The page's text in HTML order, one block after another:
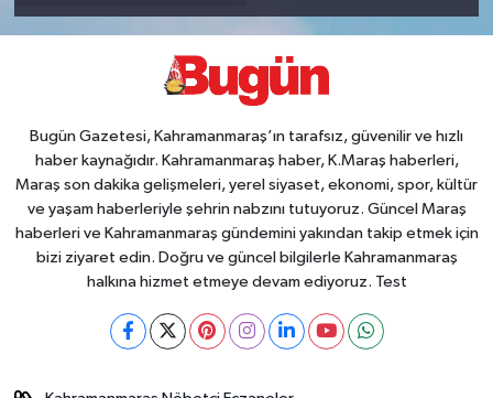
Bugün Gazetesi, Kahramanmaraş’ın tarafsız, güvenilir ve hızlı
haber kaynağıdır. Kahramanmaraş haber, K.Maraş haberleri,
Maraş son dakika gelişmeleri, yerel siyaset, ekonomi, spor, kültür
ve yaşam haberleriyle şehrin nabzını tutuyoruz. Güncel Maraş
haberleri ve Kahramanmaraş gündemini yakından takip etmek için
bizi ziyaret edin. Doğru ve güncel bilgilerle Kahramanmaraş
halkına hizmet etmeye devam ediyoruz. Test